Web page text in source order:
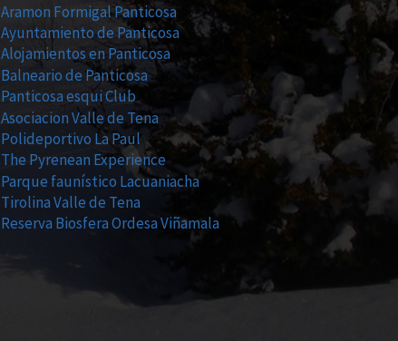
Aramon Formigal Panticosa
Ayuntamiento de Panticosa
Alojamientos en Panticosa
Balneario de Panticosa
Panticosa esqui Club
Asociacion Valle de Tena
Polideportivo La Paul
The Pyrenean Experience
Parque faunístico Lacuaniacha
Tirolina Valle de Tena
Reserva Biosfera Ordesa Viñamala